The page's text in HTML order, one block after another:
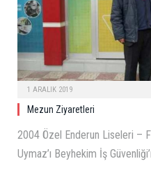
1 ARALIK 2019
Mezun Ziyaretleri
2004 Özel Enderun Liseleri –
Uymaz’ı Beyhekim İş